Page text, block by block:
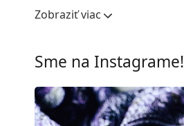
Šírka očnice:
Rám
Tvar rámu:
Farba rámov:
Zobraziť viac
Sme na Instagrame!